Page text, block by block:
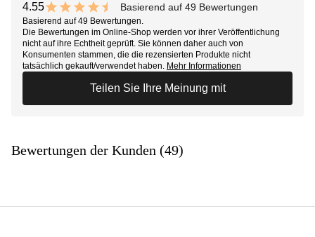
4.55
9.1 out of 10 stars
Basierend auf 49 Bewertungen
Basierend auf 49 Bewertungen.
Die Bewertungen im Online-Shop werden vor ihrer Veröffentlichung
nicht auf ihre Echtheit geprüft. Sie können daher auch von
Konsumenten stammen, die die rezensierten Produkte nicht
tatsächlich gekauft/verwendet haben. Mehr Informationen
Teilen Sie Ihre Meinung mit
Bewertungen der Kunden (49)